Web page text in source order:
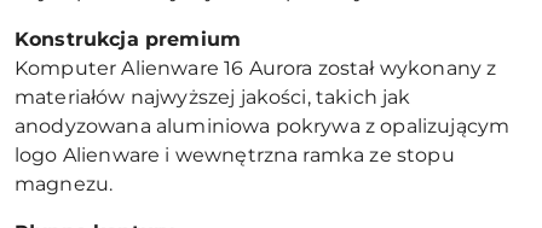
Konstrukcja premium
Komputer Alienware 16 Aurora został wykonany z
materiałów najwyższej jakości, takich jak
anodyzowana aluminiowa pokrywa z opalizującym
logo Alienware i wewnętrzna ramka ze stopu
magnezu.